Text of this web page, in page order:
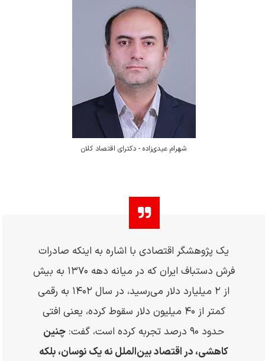
شهرام عیدی‌زاده - دکترای اقتصاد کلان
یک پژوهشگر اقتصادی با اشاره به اینکه صادرات
فرش دستباف ایران که در میانه دهه ۱۳۷۰ به بیش
از ۲ میلیارد دلار می‌رسید، در سال ۱۴۰۲ به رقمی
کمتر از ۴۰ میلیون دلار سقوط کرده، یعنی افتی
حدود ۹۰ درصد تجربه کرده است، گفت:
چنین
کاهشی، در اقتصاد بین‌الملل نه یک نوسان، بلکه